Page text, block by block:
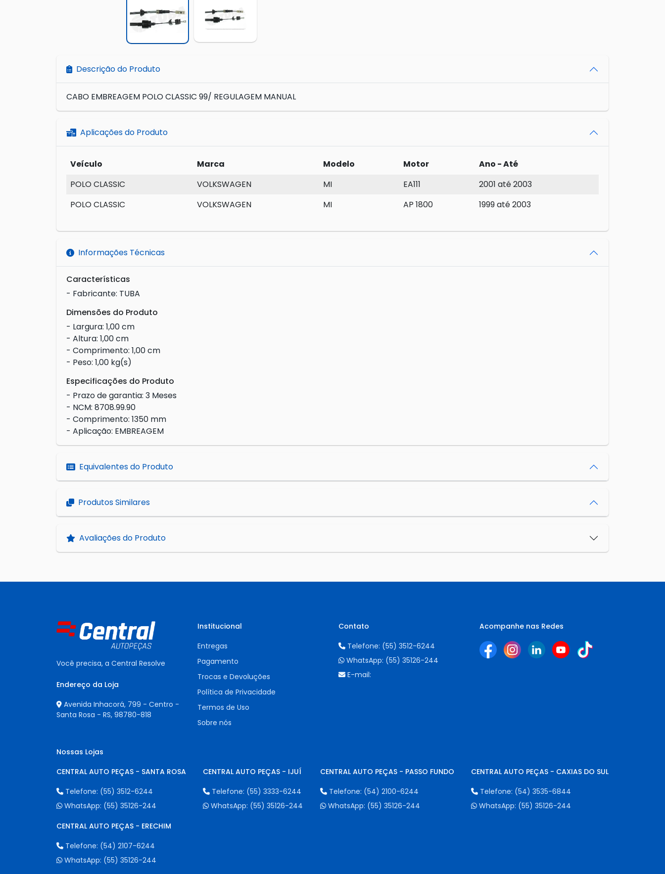
Descrição do Produto
CABO EMBREAGEM POLO CLASSIC 99/ REGULAGEM MANUAL
Aplicações do Produto
Veículo Marca Modelo Motor
Ano - Até
POLO CLASSIC
VOLKSWAGEN MI EA111
2001 até 2003
POLO CLASSIC
VOLKSWAGEN MI AP 1800 1999 até 2003
Informações Técnicas
Características
- Fabricante: TUBA
Dimensões do Produto
- Largura: 1,00 cm
- Altura: 1,00 cm
- Comprimento: 1,00 cm
- Peso: 1,00 kg(s)
Especificações do Produto
- Prazo de garantia: 3 Meses
- NCM: 8708.99.90
- Comprimento: 1350 mm
- Aplicação: EMBREAGEM
Equivalentes do Produto
Produtos Similares
Avaliações do Produto
Você precisa, a Central Resolve
Endereço da Loja
Avenida Inhacorá, 799 - Centro -
Santa Rosa - RS, 98780-818
Institucional
Entregas
Pagamento
Trocas e Devoluções
Política de Privacidade
Termos de Uso
Sobre nós
Contato
Telefone: (55) 3512-6244
WhatsApp: (55) 35126-244
E-mail:
Acompanhe nas Redes
Nossas Lojas
CENTRAL AUTO PEÇAS - SANTA ROSA
Telefone: (55) 3512-6244
WhatsApp: (55) 35126-244
CENTRAL AUTO PEÇAS - IJUÍ
Telefone: (55) 3333-6244
WhatsApp: (55) 35126-244
CENTRAL AUTO PEÇAS - PASSO FUNDO
Telefone: (54) 2100-6244
WhatsApp: (55) 35126-244
CENTRAL AUTO PEÇAS - CAXIAS DO SUL
Telefone: (54) 3535-6844
WhatsApp: (55) 35126-244
CENTRAL AUTO PEÇAS - ERECHIM
Telefone: (54) 2107-6244
WhatsApp: (55) 35126-244